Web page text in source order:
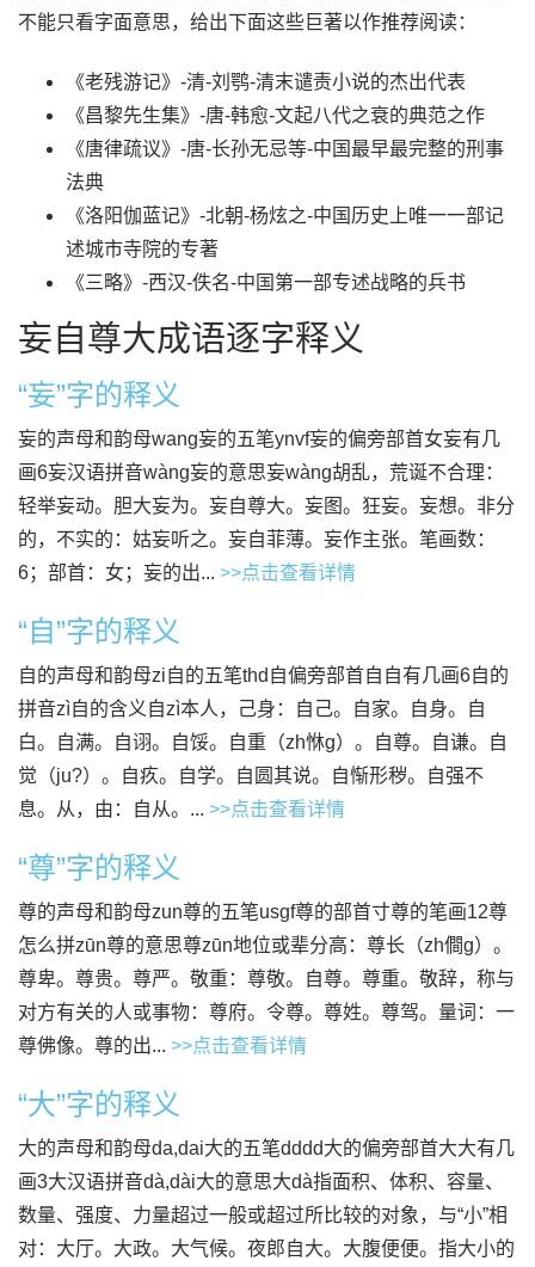
不能只看字面意思，给出下面这些巨著以作推荐阅读：
《老残游记》-清-刘鹗-清末谴责小说的杰出代表
《昌黎先生集》-唐-韩愈-文起八代之衰的典范之作
《唐律疏议》-唐-长孙无忌等-中国最早最完整的刑事
法典
《洛阳伽蓝记》-北朝-杨炫之-中国历史上唯一一部记
述城市寺院的专著
《三略》-西汉-佚名-中国第一部专述战略的兵书
妄自尊大成语逐字释义
“妄”字的释义
妄的声母和韵母wang妄的五笔ynvf妄的偏旁部首女妄有几
画6妄汉语拼音wàng妄的意思妄wàng胡乱，荒诞不合理：
轻举妄动。胆大妄为。妄自尊大。妄图。狂妄。妄想。非分
的，不实的：姑妄听之。妄自菲薄。妄作主张。笔画数：
6；部首：女；妄的出... >>点击查看详情
“自”字的释义
自的声母和韵母zi自的五笔thd自偏旁部首自自有几画6自的
拼音zì自的含义自zì本人，己身：自己。自家。自身。自
白。自满。自诩。自馁。自重（zh恘g）。自尊。自谦。自
觉（ju?）。自疚。自学。自圆其说。自惭形秽。自强不
息。从，由：自从。... >>点击查看详情
“尊”字的释义
尊的声母和韵母zun尊的五笔usgf尊的部首寸尊的笔画12尊
怎么拼zūn尊的意思尊zūn地位或辈分高：尊长（zh僴g）。
尊卑。尊贵。尊严。敬重：尊敬。自尊。尊重。敬辞，称与
对方有关的人或事物：尊府。令尊。尊姓。尊驾。量词：一
尊佛像。尊的出... >>点击查看详情
“大”字的释义
大的声母和韵母da,dai大的五笔dddd大的偏旁部首大大有几
画3大汉语拼音dà,dài大的意思大dà指面积、体积、容量、
数量、强度、力量超过一般或超过所比较的对象，与“小”相
对：大厅。大政。大气候。夜郎自大。大腹便便。指大小的